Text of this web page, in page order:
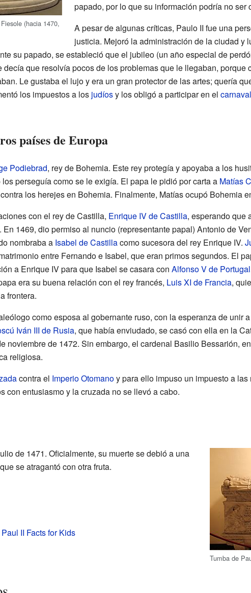
(hacia 1470,
papado, por lo que su información podría no ser
A pesar de algunas críticas, Paulo II fue una
justicia. Mejoró la administración de la ciudad y
su papado, se estableció que el jubileo (un año especial de
que resolvía pocos de los problemas que le llegaban, porque
Le gustaba el lujo y era un gran protector de las artes; quería
los impuestos a los judíosy los obligó a participar en el carnaval
países de Europa
Podiebrad, rey de Bohemia. Este rey protegía y apoyaba a los
perseguía como se le exigía. El papa le pidió por carta a Matías
los herejes en Bohemia. Finalmente, Matías ocupó Bohemia
con el rey de Castilla, Enrique IV de Castilla, esperando que
En 1469, dio permiso al nuncio (representante papal) Antonio de
nombraba a Isabel de Castillacomo sucesora del rey Enrique IV.
entre Fernando e Isabel, que eran primos segundos. El
a Enrique IV para que Isabel se casara con Alfonso V de Portugal
era su buena relación con el rey francés, Luis XI de Francia,
frontera.
como esposa al gobernante ruso, con la esperanza de unir
Iván III de Rusia, que había enviudado, se casó con ella en la
noviembre de 1472. Sin embargo, el cardenal Basilio Bessarión,
religiosa.
contra el Imperio Otomanoy para ello impuso un impuesto a
con entusiasmo y la cruzada no se llevó a cabo.
Tumba de
de 1471. Oficialmente, su muerte se debió a una
se atragantó con otra fruta.
II Facts for Kids